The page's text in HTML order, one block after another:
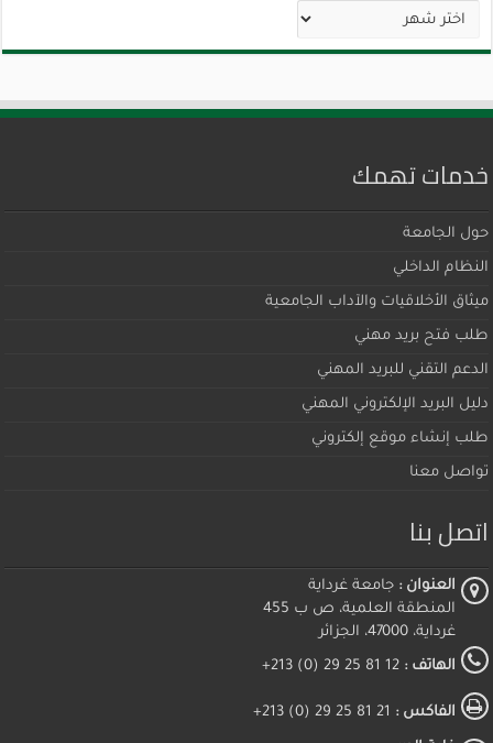
الأرشيف
خدمات تهمك
حول الجامعة
النظام الداخلي
ميثاق اﻷخلاقيات والآداب الجامعية
طلب فتح بريد مهني
الدعم التقني للبريد المهني
دليل البريد الإلكتروني المهني
طلب إنشاء موقع إلكتروني
تواصل معنا
اتصل بنا
العنوان : جامعة غرداية
المنطقة العلمية، ص ب 455
غرداية، 47000، الجزائر
الهاتف : 12 81 25 29 (0) 213+
الفاكس :